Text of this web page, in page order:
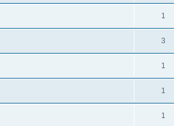
1
3
1
1
1